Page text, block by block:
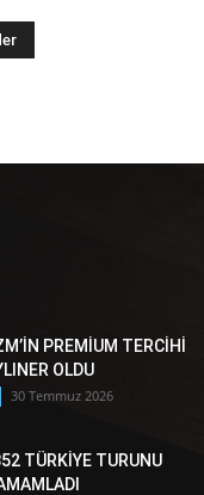
PREMİUM TERCİHİ
OLDU
30 Temmuz 2026
TÜRKİYE TURUNU